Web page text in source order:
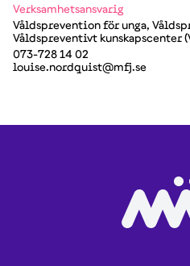
Verksamhetsansvarig
Våldsprevention för unga,
Våldspreventivt kunskapscenter
073-728 14 02
louise.nordquist@mfj.se